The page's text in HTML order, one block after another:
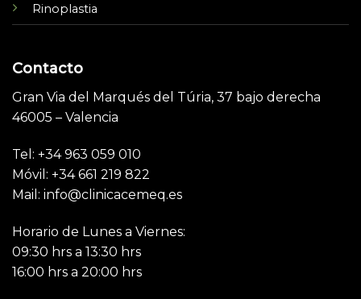
Rinoplastia
Contacto
Gran Via del Marqués del Túria, 37 bajo derecha
46005 – Valencia
Tel: +34 963 059 010
Móvil: +34 661 219 822
Mail: info@clinicacemeq.es
Horario de Lunes a Viernes:
09:30 hrs a 13:30 hrs
16:00 hrs a 20:00 hrs